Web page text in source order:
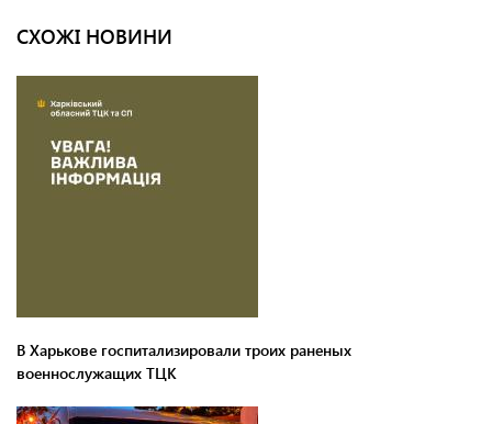
СХОЖІ НОВИНИ
В Харькове госпитализировали троих раненых
военнослужащих ТЦК